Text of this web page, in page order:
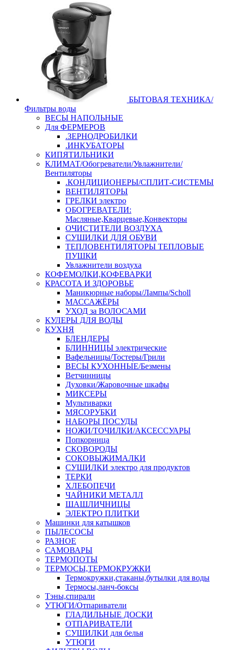
БЫТОВАЯ ТЕХНИКА/
Фильтры воды
ВЕСЫ НАПОЛЬНЫЕ
Для ФЕРМЕРОВ
.ЗЕРНОДРОБИЛКИ
.ИНКУБАТОРЫ
КИПЯТИЛЬНИКИ
КЛИМАТ/Обогреватели/Увлажнители/
Вентиляторы
.КОНДИЦИОНЕРЫ/СПЛИТ-СИСТЕМЫ
ВЕНТИЛЯТОРЫ
ГРЕЛКИ электро
ОБОГРЕВАТЕЛИ:
Масляные,Кварцевые,Конвекторы
ОЧИСТИТЕЛИ ВОЗДУХА
СУШИЛКИ ДЛЯ ОБУВИ
ТЕПЛОВЕНТИЛЯТОРЫ ТЕПЛОВЫЕ
ПУШКИ
Увлажнители воздуха
КОФЕМОЛКИ,КОФЕВАРКИ
КРАСОТА И ЗДОРОВЬЕ
Маникюрные наборы/Лампы/Scholl
МАССАЖЁРЫ
УХОД за ВОЛОСАМИ
КУЛЕРЫ ДЛЯ ВОДЫ
КУХНЯ
БЛЕНДЕРЫ
БЛИННИЦЫ электрические
Вафельницы/Тостеры/Грили
ВЕСЫ КУХОННЫЕ/Безмены
Ветчинницы
Духовки/Жаровочные шкафы
МИКСЕРЫ
Мультиварки
МЯСОРУБКИ
НАБОРЫ ПОСУДЫ
НОЖИ/ТОЧИЛКИ/АКСЕССУАРЫ
Попкорница
СКОВОРОДЫ
СОКОВЫЖИМАЛКИ
СУШИЛКИ электро для продуктов
ТЕРКИ
ХЛЕБОПЕЧИ
ЧАЙНИКИ МЕТАЛЛ
ШАШЛИЧНИЦЫ
ЭЛЕКТРО ПЛИТКИ
Машинки для катышков
ПЫЛЕСОСЫ
РАЗНОЕ
САМОВАРЫ
ТЕРМОПОТЫ
ТЕРМОСЫ,ТЕРМОКРУЖКИ
Термокружки,стаканы,бутылки для воды
Термосы,ланч-боксы
Тэны,спирали
УТЮГИ/Отпариватели
ГЛАДИЛЬНЫЕ ДОСКИ
ОТПАРИВАТЕЛИ
СУШИЛКИ для белья
УТЮГИ